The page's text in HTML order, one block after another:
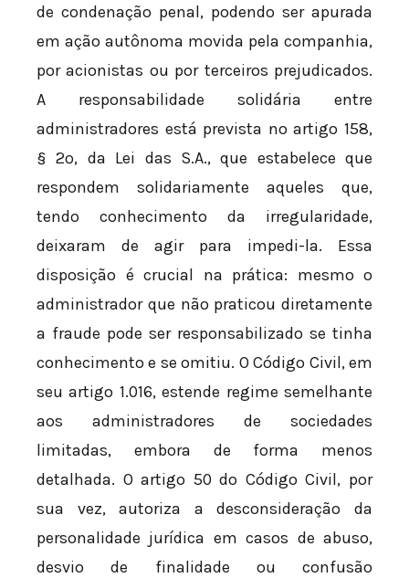
de condenação penal, podendo ser apurada
em ação autônoma movida pela companhia,
por acionistas ou por terceiros prejudicados.
A responsabilidade solidária entre
administradores está prevista no artigo 158,
§ 2º, da Lei das S.A., que estabelece que
respondem solidariamente aqueles que,
tendo conhecimento da irregularidade,
deixaram de agir para impedi-la. Essa
disposição é crucial na prática: mesmo o
administrador que não praticou diretamente
a fraude pode ser responsabilizado se tinha
conhecimento e se omitiu. O Código Civil, em
seu artigo 1.016, estende regime semelhante
aos administradores de sociedades
limitadas, embora de forma menos
detalhada. O artigo 50 do Código Civil, por
sua vez, autoriza a desconsideração da
personalidade jurídica em casos de abuso,
desvio de finalidade ou confusão